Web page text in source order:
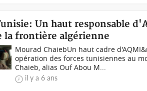
Un haut responsable
la frontière algérienne
Mourad ChaiebUn haut cadre
opération des forces tunisiennes au
Chaieb, alias Ouf Abou M...
il y a 6 ans